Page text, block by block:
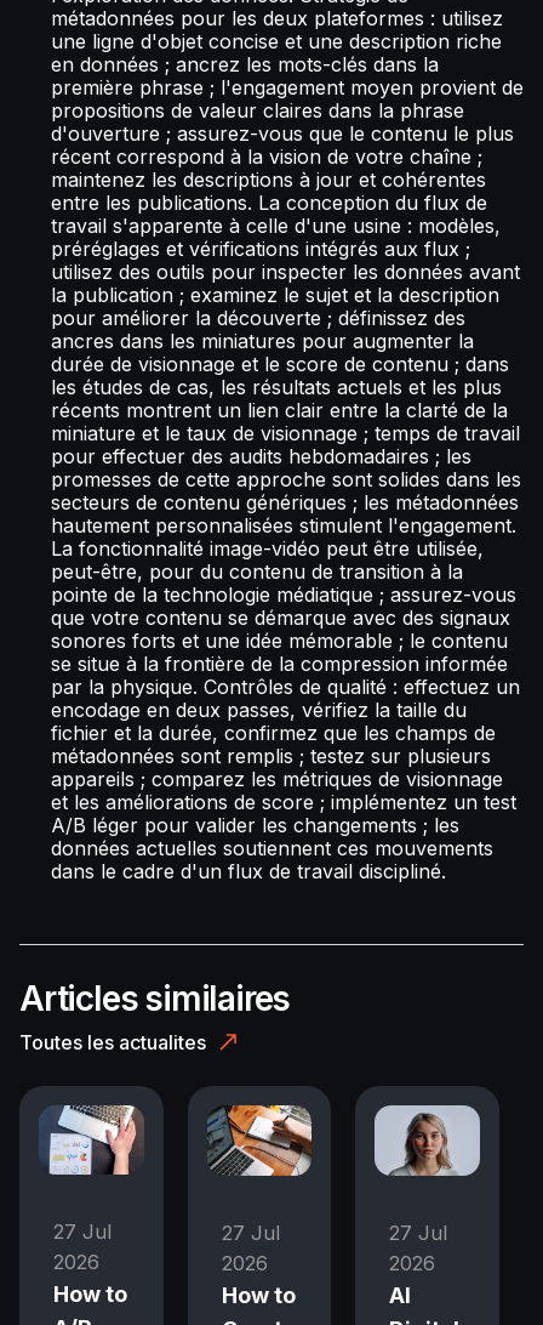
métadonnées pour les deux plateformes : utilisez
une ligne d'objet concise et une description riche
en données ; ancrez les mots-clés dans la
première phrase ; l'engagement moyen provient de
propositions de valeur claires dans la phrase
d'ouverture ; assurez-vous que le contenu le plus
récent correspond à la vision de votre chaîne ;
maintenez les descriptions à jour et cohérentes
entre les publications. La conception du flux de
travail s'apparente à celle d'une usine : modèles,
préréglages et vérifications intégrés aux flux ;
utilisez des outils pour inspecter les données avant
la publication ; examinez le sujet et la description
pour améliorer la découverte ; définissez des
ancres dans les miniatures pour augmenter la
durée de visionnage et le score de contenu ; dans
les études de cas, les résultats actuels et les plus
récents montrent un lien clair entre la clarté de la
miniature et le taux de visionnage ; temps de travail
pour effectuer des audits hebdomadaires ; les
promesses de cette approche sont solides dans les
secteurs de contenu génériques ; les métadonnées
hautement personnalisées stimulent l'engagement.
La fonctionnalité image-vidéo peut être utilisée,
peut-être, pour du contenu de transition à la
pointe de la technologie médiatique ; assurez-vous
que votre contenu se démarque avec des signaux
sonores forts et une idée mémorable ; le contenu
se situe à la frontière de la compression informée
par la physique. Contrôles de qualité : effectuez un
encodage en deux passes, vérifiez la taille du
fichier et la durée, confirmez que les champs de
métadonnées sont remplis ; testez sur plusieurs
appareils ; comparez les métriques de visionnage
et les améliorations de score ; implémentez un test
A/B léger pour valider les changements ; les
données actuelles soutiennent ces mouvements
dans le cadre d'un flux de travail discipliné.
Articles similaires
Toutes les actualites
27 Jul
2026
How to
27 Jul
2026
How to
27 Jul
2026
AI